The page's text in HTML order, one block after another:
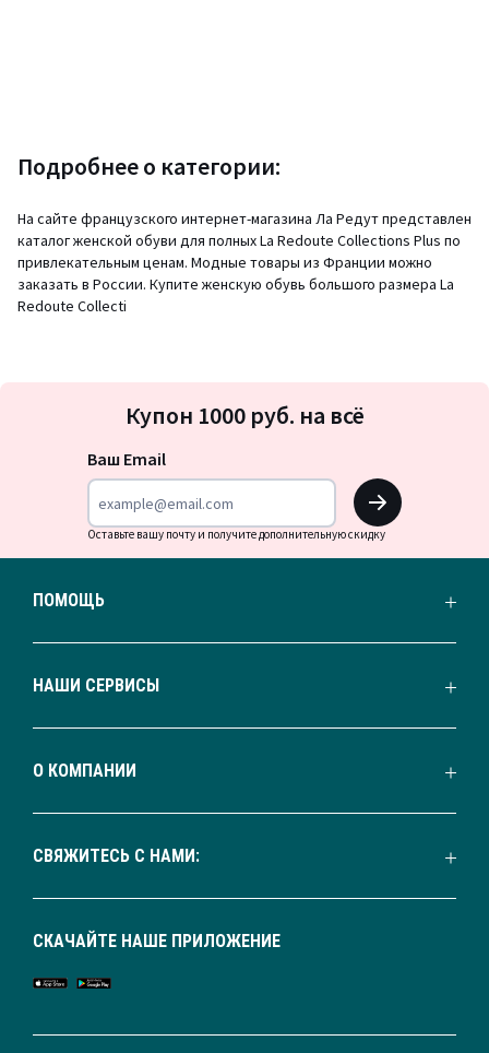
Подробнее о категории:
На сайте французского интернет-магазина Ла Редут представлен
каталог женской обуви для полных La Redoute Collections Plus по
привлекательным ценам. Модные товары из Франции можно
заказать в России. Купите женскую обувь большого размера La
Redoute Collecti
на
Купон 1000 руб. на всё
Ваш Email
OK
Оставьте вашу почту и получите дополнительную скидку
ПОМОЩЬ
НАШИ СЕРВИСЫ
О КОМПАНИИ
СВЯЖИТЕСЬ С НАМИ:
СКАЧАЙТЕ НАШЕ ПРИЛОЖЕНИЕ